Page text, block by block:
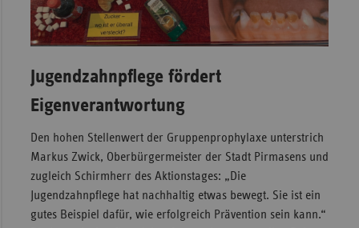
Jugendzahnpflege fördert
Eigenverantwortung
Den hohen Stellenwert der Gruppenprophylaxe unterstrich
Markus Zwick, Oberbürgermeister der Stadt Pirmasens und
zugleich Schirmherr des Aktionstages: „Die
Jugendzahnpflege hat nachhaltig etwas bewegt. Sie ist ein
gutes Beispiel dafür, wie erfolgreich Prävention sein kann.“